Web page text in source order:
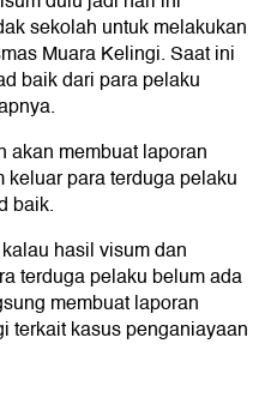
sekolah untuk melakukan
Muara Kelingi. Saat ini
baik dari para pelaku
akan membuat laporan
para terduga pelaku
baik.
hasil visum dan
terduga pelaku belum ada
membuat laporan
terkait kasus penganiayaan